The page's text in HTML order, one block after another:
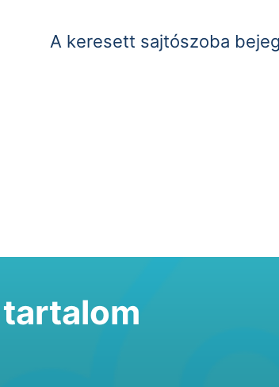
A keresett sajtószoba